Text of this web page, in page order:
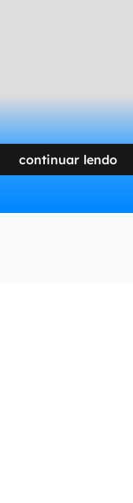
continuar lendo